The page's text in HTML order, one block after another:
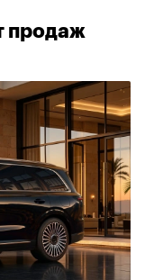
продаж